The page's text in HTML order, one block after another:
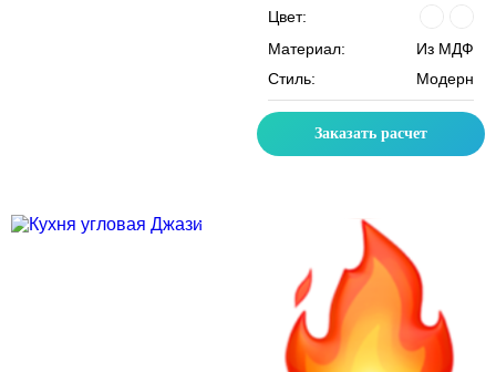
Цвет:
Материал:
Из МДФ
Стиль:
Модерн
Заказать расчет